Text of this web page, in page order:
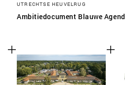
UTRECHTSE HEUVELRUG
Ambitiedocument Blauwe